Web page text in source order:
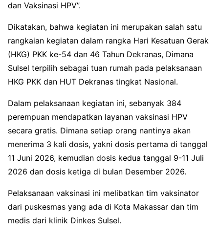
dan Vaksinasi HPV”.
Dikatakan, bahwa kegiatan ini merupakan salah satu
rangkaian kegiatan dalam rangka Hari Kesatuan Gerak
(HKG) PKK ke-54 dan 46 Tahun Dekranas, Dimana
Sulsel terpilih sebagai tuan rumah pada pelaksanaan
HKG PKK dan HUT Dekranas tingkat Nasional.
Dalam pelaksanaan kegiatan ini, sebanyak 384
perempuan mendapatkan layanan vaksinasi HPV
secara gratis. Dimana setiap orang nantinya akan
menerima 3 kali dosis, yakni dosis pertama di tanggal
11 Juni 2026, kemudian dosis kedua tanggal 9-11 Juli
2026 dan dosis ketiga di bulan Desember 2026.
Pelaksanaan vaksinasi ini melibatkan tim vaksinator
dari puskesmas yang ada di Kota Makassar dan tim
medis dari klinik Dinkes Sulsel.